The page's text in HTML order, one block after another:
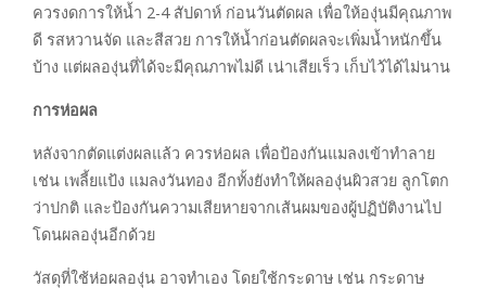
ควรงดการให้น้ำ 2-4 สัปดาห์ ก่อนวันตัดผล เพื่อให้องุ่นมีคุณภาพ
ดี รสหวานจัด และสีสวย การให้น้ำก่อนตัดผลจะเพิ่มน้ำหนักขึ้น
บ้าง แต่ผลองุ่นที่ได้จะมีคุณภาพไม่ดี เน่าเสียเร็ว เก็บไว้ได้ไม่นาน
การห่อผล
หลังจากตัดแต่งผลแล้ว ควรห่อผล เพื่อป้องกันแมลงเข้าทำลาย
เช่น เพลี้ยแป้ง แมลงวันทอง อีกทั้งยังทำให้ผลองุ่นผิวสวย ลูกโตก
ว่าปกติ และป้องกันความเสียหายจากเส้นผมของผู้ปฏิบัติงานไป
โดนผลองุ่นอีกด้วย
วัสดุที่ใช้ห่อผลองุ่น อาจทำเอง โดยใช้กระดาษ เช่น กระดาษ